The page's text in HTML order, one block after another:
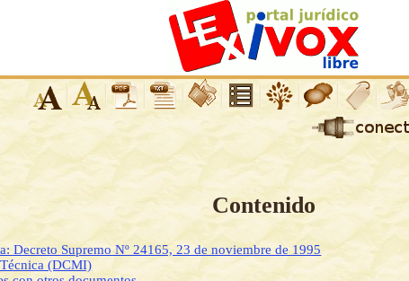
Contenido
Decreto Supremo Nº 24165, 23 de noviembre de 1995
(DCMI)